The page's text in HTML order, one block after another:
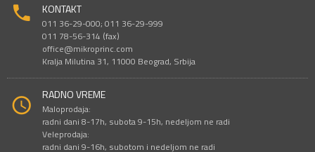
KONTAKT
011 36-29-000; 011 36-29-999
011 78-56-314 (fax)
office@mikroprinc.com
Kralja Milutina 31, 11000 Beograd, Srbija
RADNO VREME
Maloprodaja:
radni dani 8-17h, subota 9-15h, nedeljom ne radi
Veleprodaja:
radni dani 9-16h, subotom i nedeljom ne radi